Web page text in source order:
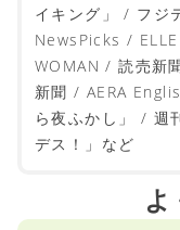
イキング」 / フジ
NewsPicks /
WOMAN / 読売新
新聞 / AERA
ら夜ふかし」 / 週
デス！」など